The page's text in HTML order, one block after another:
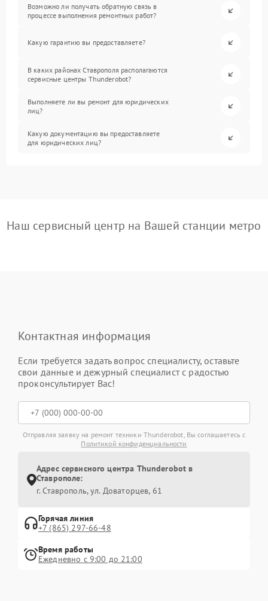
Возможно ли получать обратную связь в
процессе выполнения ремонтных работ?
Какую гарантию вы предоставляете?
В каких районах Ставрополя располагаются
сервисные центры Thunderobot?
Выполняете ли вы ремонт для юридических
лиц?
Какую документацию вы предоставляете
для юридических лиц?
Наш сервисный центр на Вашей станции метро
Контактная информация
Если требуется задать вопрос специалисту, оставьте
свои данные и дежурный специалист с радостью
проконсультирует Вас!
Отправляя заявку на ремонт техники Thunderobot, Вы соглашаетесь с
Политикой конфиденциальности
Адрес сервисного центра Thunderobot в
Ставрополе:
г. Ставрополь, ул. Доваторцев, 61
Горячая линия
+7 (865) 297-66-48
Время работы
Ежедневно с 9:00 до 21:00